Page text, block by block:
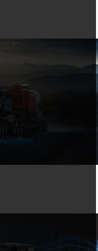
كانت مهامك تستغرق أكثر من